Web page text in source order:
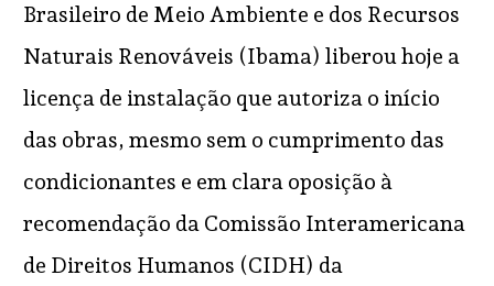
Brasileiro de Meio Ambiente e dos Recursos
Naturais Renováveis (Ibama) liberou hoje a
licença de instalação que autoriza o início
das obras, mesmo sem o cumprimento das
condicionantes e em clara oposição à
recomendação da Comissão Interamericana
de Direitos Humanos (CIDH) da